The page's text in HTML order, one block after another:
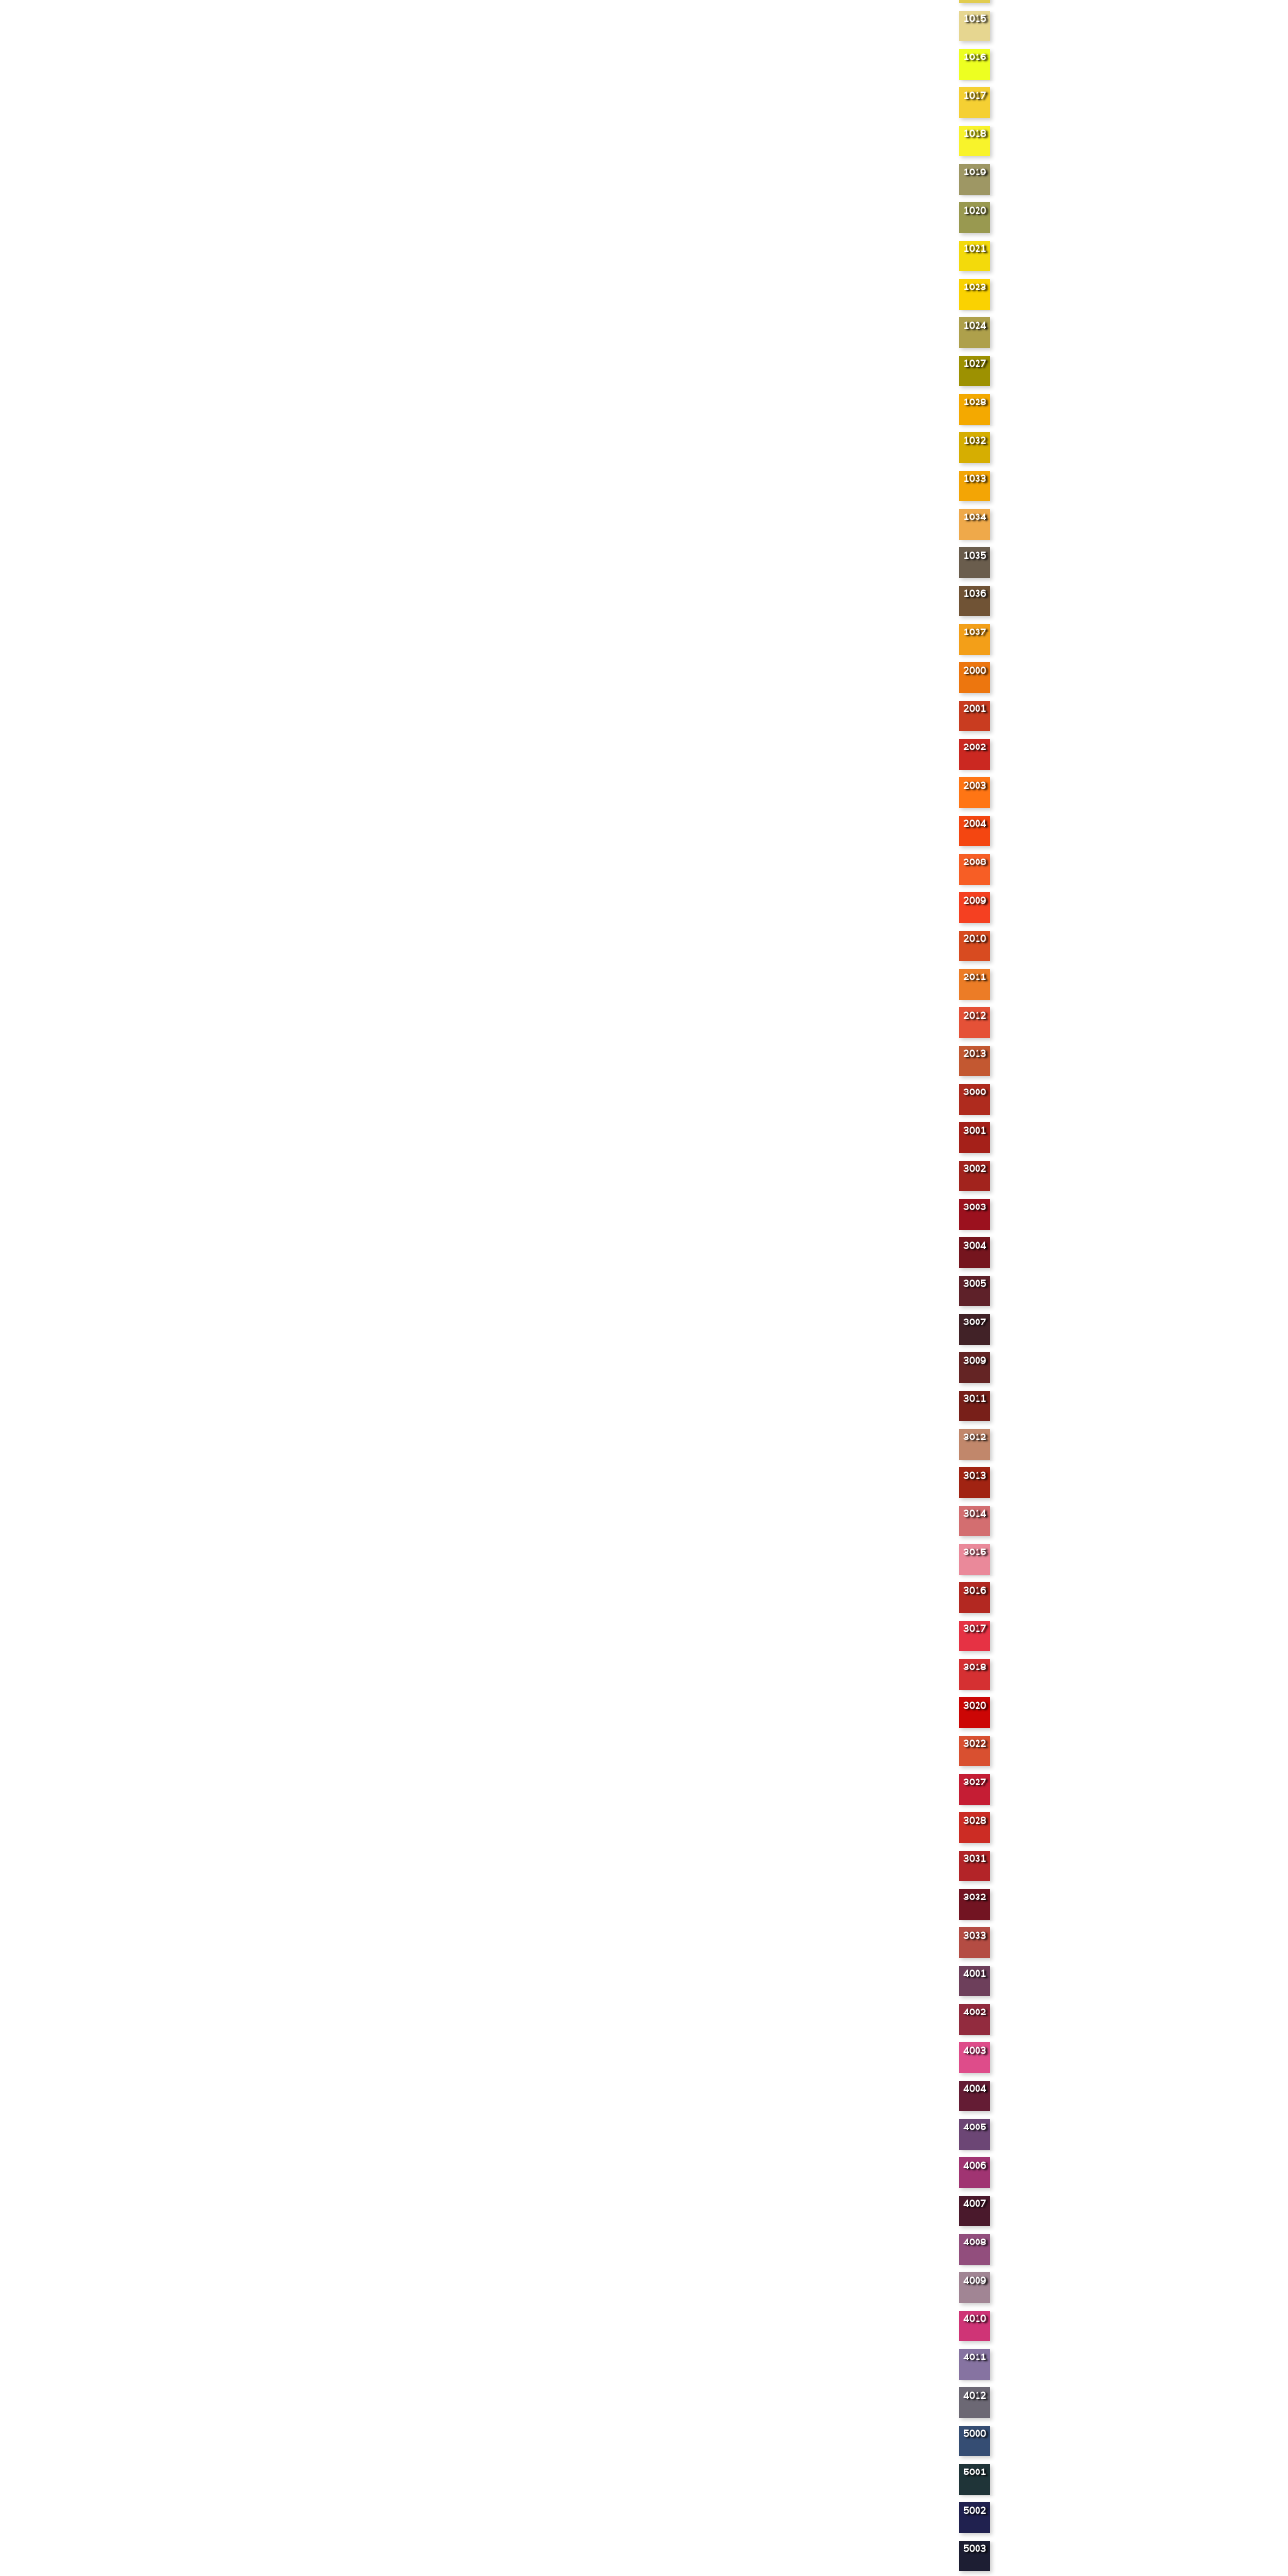
1015
1016
1017
1018
1019
1020
1021
1023
1024
1027
1028
1032
1033
1034
1035
1036
1037
2000
2001
2002
2003
2004
2008
2009
2010
2011
2012
2013
3000
3001
3002
3003
3004
3005
3007
3009
3011
3012
3013
3014
3015
3016
3017
3018
3020
3022
3027
3028
3031
3032
3033
4001
4002
4003
4004
4005
4006
4007
4008
4009
4010
4011
4012
5000
5001
5002
5003